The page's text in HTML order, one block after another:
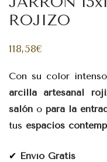
ROJIZO
118,58€
Con su color
arcilla artesanal
salón o para la
tus espacios
✔ Envío Gratis